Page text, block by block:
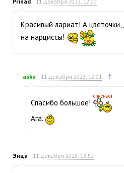
Красивый лариат! А
на нарциссы!
aska 11 декабря 2023, 12:01 ↑
Спасибо большое!
Ага.
Энца 11 декабря 2023, 16:52